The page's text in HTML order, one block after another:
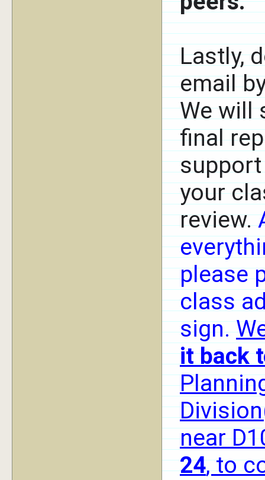
Lastly,
email
We will
final
your
review.
please
class
sign.
it back
near
24, to